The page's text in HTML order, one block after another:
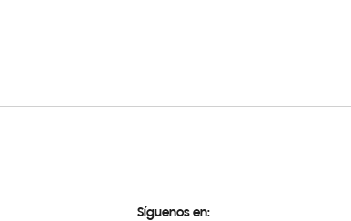
Síguenos en: